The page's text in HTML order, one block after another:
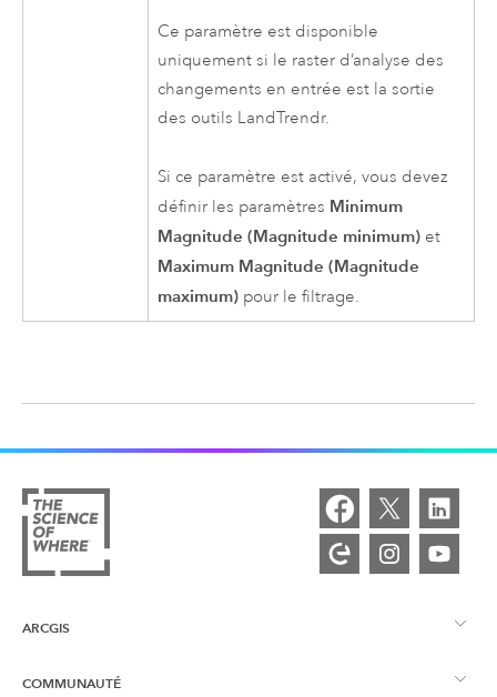
Ce paramètre est disponible
uniquement si le raster d’analyse des
changements en entrée est la sortie
des outils LandTrendr.
Si ce paramètre est activé, vous devez
définir les paramètres Minimum
Magnitude (Magnitude minimum) et
Maximum Magnitude (Magnitude
maximum) pour le filtrage.
ARCGIS
Vue d’ensemble d’ArcGIS
COMMUNAUTÉ